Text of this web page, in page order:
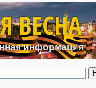
Перейти к основному
ВЕСНА
информация